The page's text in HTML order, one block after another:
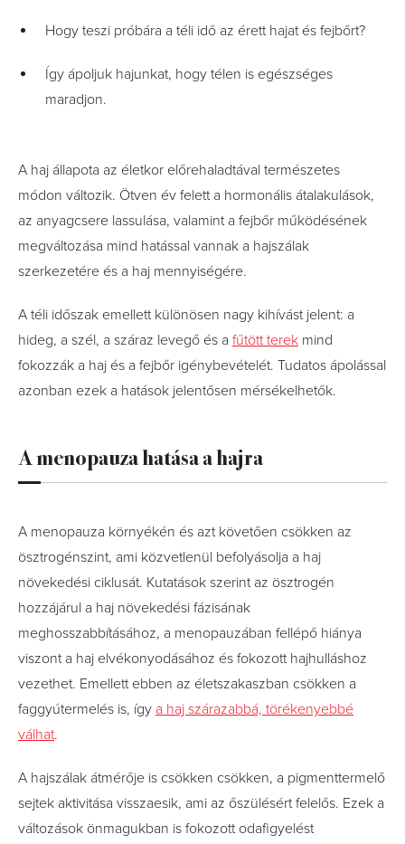
Hogy teszi próbára a téli idő az érett hajat és fejbőrt?
Így ápoljuk hajunkat, hogy télen is egészséges
maradjon.
A haj állapota az életkor előrehaladtával természetes
módon változik. Ötven év felett a hormonális átalakulások,
az anyagcsere lassulása, valamint a fejbőr működésének
megváltozása mind hatással vannak a hajszálak
szerkezetére és a haj mennyiségére.
A téli időszak emellett különösen nagy kihívást jelent: a
hideg, a szél, a száraz levegő és a fűtött terek mind
fokozzák a haj és a fejbőr igénybevételét. Tudatos ápolással
azonban ezek a hatások jelentősen mérsékelhetők.
A menopauza hatása a hajra
A menopauza környékén és azt követően csökken az
ösztrogénszint, ami közvetlenül befolyásolja a haj
növekedési ciklusát. Kutatások szerint az ösztrogén
hozzájárul a haj növekedési fázisának
meghosszabbításához, a menopauzában fellépő hiánya
viszont a haj elvékonyodásához és fokozott hajhulláshoz
vezethet. Emellett ebben az életszakaszban csökken a
faggyútermelés is, így a haj szárazabbá, törékenyebbé
válhat.
A hajszálak átmérője is csökken csökken, a pigmenttermelő
sejtek aktivitása visszaesik, ami az őszülésért felelős. Ezek a
változások önmagukban is fokozott odafigyelést